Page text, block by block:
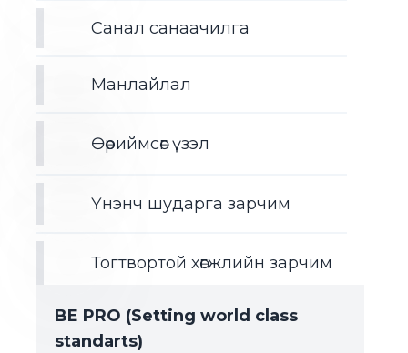
Санал санаачилга
Манлайлал
Өөриймсөг үзэл
Үнэнч шударга зарчим
Тогтвортой хөгжлийн зарчим
BE PRO (Setting world class
standarts)